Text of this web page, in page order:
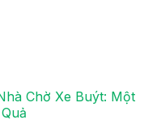
Chờ Xe Buýt: Một